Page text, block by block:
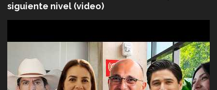
siguiente nivel (video)